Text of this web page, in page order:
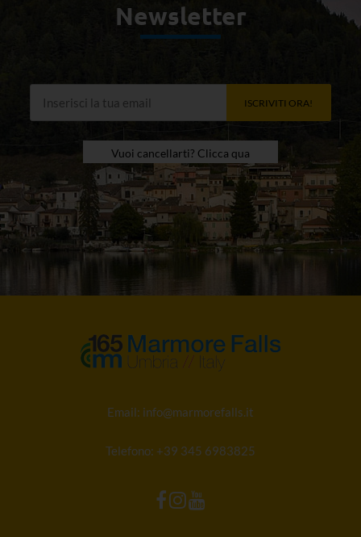
Newsletter
ISCRIVITI ORA!
Vuoi cancellarti? Clicca qua
Email: info@marmorefalls.it
Telefono: +39 345 6983825